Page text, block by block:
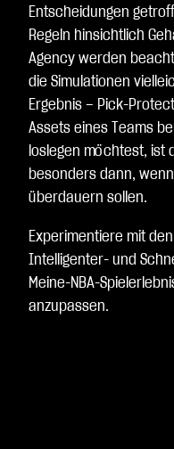
Entscheidungen
Regeln hinsichtlich
Agency werden
die Simulationen
Ergebnis – Pick-
Assets eines Teams
loslegen möchtest, ist
besonders dann,
überdauern sollen.
Experimentiere mit
Intelligenter- und
Meine-NBA-
anzupassen.